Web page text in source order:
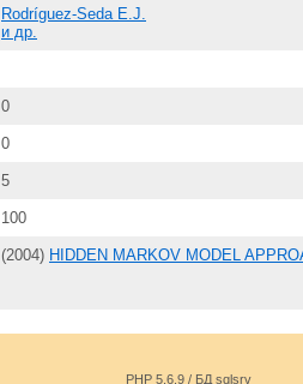
Rodríguez-Seda E.J.
и др.
0
0
5
100
(2004) HIDDEN MARKOV MODEL
PHP 5.6.9 / БД sqlsrv